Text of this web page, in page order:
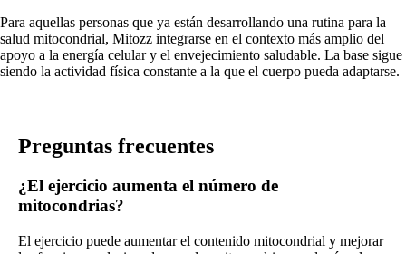
Para aquellas personas que ya están desarrollando una rutina para la
salud mitocondrial, Mitozz integrarse en el contexto más amplio del
apoyo a la energía celular y el envejecimiento saludable. La base sigue
siendo la actividad física constante a la que el cuerpo pueda adaptarse.
Preguntas frecuentes
¿El ejercicio aumenta el número de
mitocondrias?
El ejercicio puede aumentar el contenido mitocondrial y mejorar